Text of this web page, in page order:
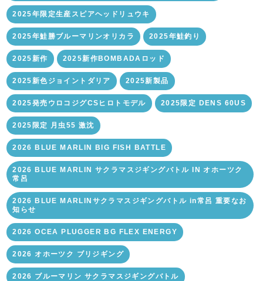
2025年限定生産スピアヘッドリュウキ
2025年鮭勝ブルーマリンオリカラ 2025年鮭釣り
2025新作 2025新作BOMBADAロッド
2025新色ジョイントダリア 2025新製品
2025発売ウロコジグCSヒロトモデル 2025限定 DENS 60US
2025限定 月虫55 激沈
2026 BLUE MARLIN BIG FISH BATTLE
2026 BLUE MARLIN サクラマスジギングバトル IN オホーツク
常呂
2026 BLUE MARLINサクラマスジギングバトル in常呂 重要なお
知らせ
2026 OCEA PLUGGER BG FLEX ENERGY
2026 オホーツク ブリジギング
2026 ブルーマリン サクラマスジギングバトル